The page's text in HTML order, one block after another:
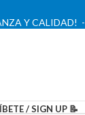
Y
/ SIGN UP 📝